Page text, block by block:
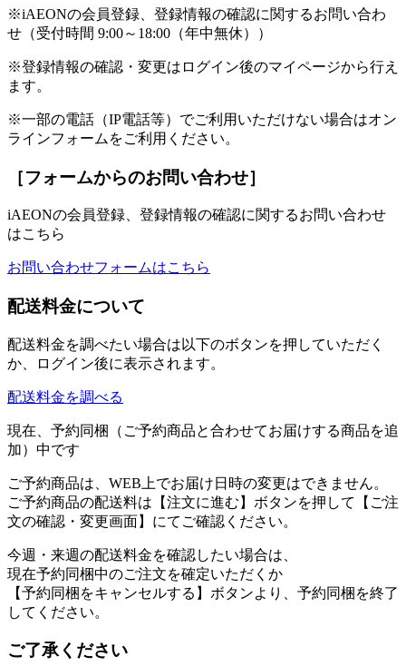
※iAEONの会員登録、登録情報の確認に関するお問い合わ
せ（受付時間 9:00～18:00（年中無休））
※登録情報の確認・変更はログイン後のマイページから行え
ます。
※一部の電話（IP電話等）でご利用いただけない場合はオン
ラインフォームをご利用ください。
［フォームからのお問い合わせ］
iAEONの会員登録、登録情報の確認に関するお問い合わせ
はこちら
お問い合わせフォームはこちら
配送料金について
配送料金を調べたい場合は以下のボタンを押していただく
か、ログイン後に表示されます。
配送料金を調べる
現在、予約同梱（ご予約商品と合わせてお届けする商品を追
加）中です
ご予約商品は、WEB上でお届け日時の変更はできません。
ご予約商品の配送料は【注文に進む】ボタンを押して【ご注
文の確認・変更画面】にてご確認ください。
今週・来週の配送料金を確認したい場合は、
現在予約同梱中のご注文を確定いただくか
【予約同梱をキャンセルする】ボタンより、予約同梱を終了
してください。
ご了承ください